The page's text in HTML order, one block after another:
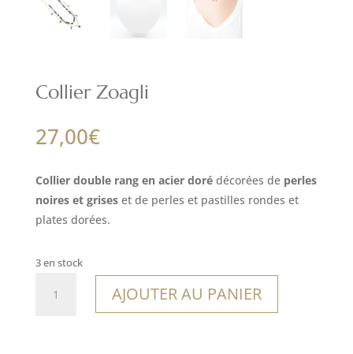
Collier Zoagli
27,00€
Collier double rang en acier dorédécorées de perles
noires et griseset de perles et pastilles rondes et
plates dorées.
3 en stock
AJOUTER AU PANIER